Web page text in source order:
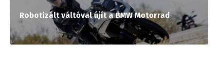
Robotizált váltóval újít a BMW Motorrad